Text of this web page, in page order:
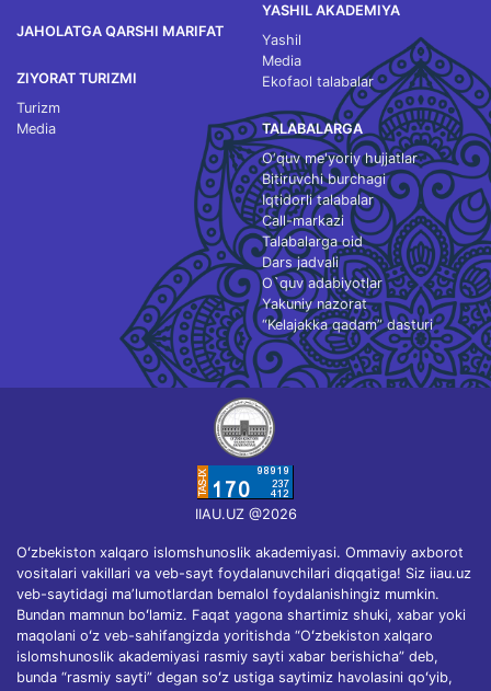
JAHOLATGA QARSHI MARIFAT
ZIYORAT TURIZMI
Turizm
Media
YASHIL AKADEMIYA
Yashil
Media
Ekofaol talabalar
TALABALARGA
O‘quv me'yoriy hujjatlar
Bitiruvchi burchagi
Iqtidorli talabalar
Call-markazi
Talabalarga oid
Dars jadvali
O`quv adabiyotlar
Yakuniy nazorat
“Kelajakka qadam” dasturi
IIAU.UZ @2026
Oʻzbekiston xalqaro islomshunoslik akademiyasi. Ommaviy axborot
vositalari vakillari va veb-sayt foydalanuvchilari diqqatiga! Siz iiau.uz
veb-saytidagi maʼlumotlardan bemalol foydalanishingiz mumkin.
Bundan mamnun boʻlamiz. Faqat yagona shartimiz shuki, xabar yoki
maqolani oʻz veb-sahifangizda yoritishda “Oʻzbekiston xalqaro
islomshunoslik akademiyasi rasmiy sayti xabar berishicha” deb,
bunda “rasmiy sayti” degan soʻz ustiga saytimiz havolasini qoʻyib,